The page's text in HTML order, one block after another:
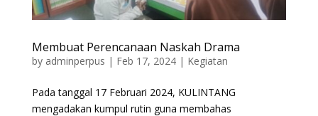
Membuat Perencanaan Naskah Drama
by adminperpus | Feb 17, 2024| Kegiatan
Pada tanggal 17 Februari 2024, KULINTANG
mengadakan kumpul rutin guna membahas